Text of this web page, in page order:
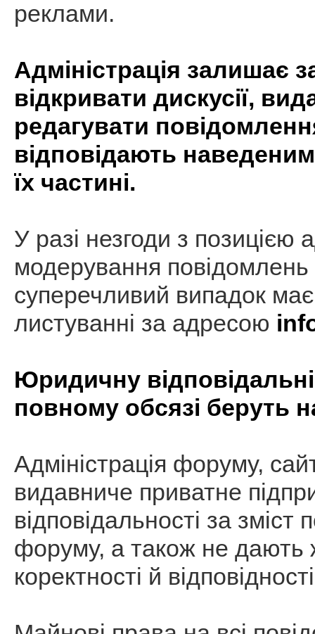
реклами.
Адміністрація залишає
відкривати дискусії,
редагувати
відповідають
їх частині.
У разі незгоди з позицією
модерування
суперечливий випадок
листуванні за адресою
Юридичну
повному обсязі беруть
Адміністрація форуму,
видавниче приватне
відповідальності за зміст
форуму, а також не дають
коректності й